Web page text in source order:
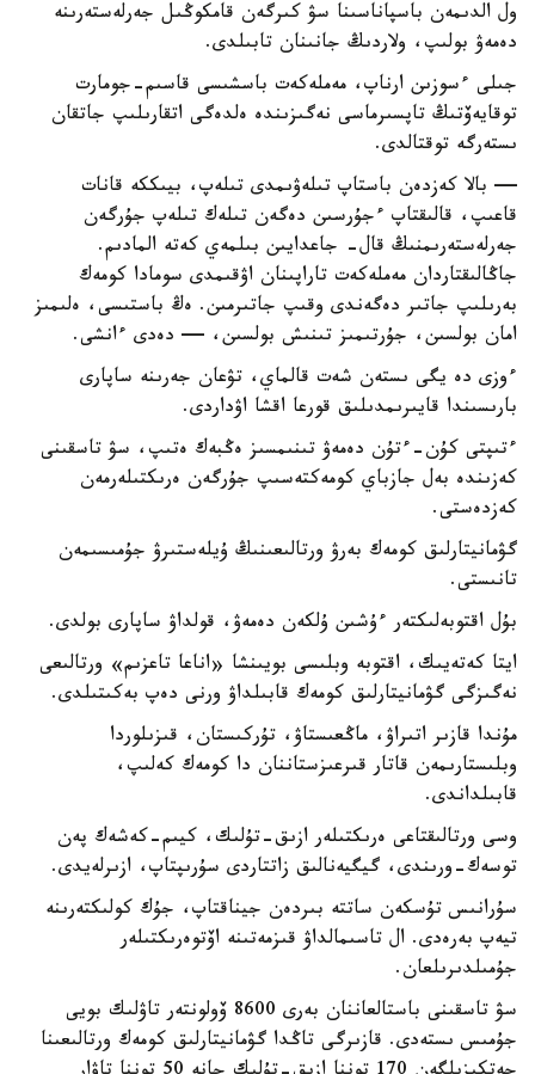
ول الدىمەن باسپاناسىنا سۋ كىرگەن قامكوڭىل جەرلەستەرىنە
دەمەۋ بولىپ، ولاردىڭ جانىنان تابىلدى.
جىلى ءسوزىن ارناپ، مەملەكەت باسشىسى قاسىم-جومارت
توقايەۆتىڭ تاپسىرماسى نەگىزىندە ەلدەگى اتقارىلىپ جاتقان
ىستەرگە توقتالدى.
— بالا كەزدەن باستاپ تىلەۋىمدى تىلەپ، بيىككە قانات
قاعىپ، قالىقتاپ ءجۇرسىن دەگەن تىلەك تىلەپ جۇرگەن
جەرلەستەرىمنىڭ قال- جاعدايىن بىلمەي كەتە المادىم.
جاڭالىقتاردان مەملەكەت تاراپىنان اۋقىمدى سومادا كومەك
بەرىلىپ جاتىر دەگەندى وقىپ جاتىرمىن. ەڭ باستىسى، ەلىمىز
امان بولسىن، جۇرتىمىز تىنىش بولسىن، — دەدى ءانشى.
ءوزى دە يگى ىستەن شەت قالماي، تۋعان جەرىنە ساپارى
بارىسىندا قايىرىمدىلىق قورعا اقشا اۋداردى.
ءتىپتى كۇن-ءتۇن دەمەۋ تىنىمسىز ەڭبەك ەتىپ، سۋ تاسقىنى
كەزىندە بەل جازباي كومەكتەسىپ جۇرگەن ەرىكتىلەرمەن
كەزدەستى.
گۋمانيتارلىق كومەك بەرۋ ورتالىعىنىڭ ۇيلەستىرۋ جۇمىسىمەن
تانىستى.
بۇل اقتوبەلىكتەر ءۇشىن ۇلكەن دەمەۋ، قولداۋ ساپارى بولدى.
ايتا كەتەيىك، اقتوبە وبلىسى بويىنشا «اناعا تاعزىم» ورتالىعى
نەگىزگى گۋمانيتارلىق كومەك قابىلداۋ ورنى دەپ بەكىتىلدى.
مۇندا قازىر اتىراۋ، ماڭعىستاۋ، تۇركىستان، قىزىلوردا
وبلىستارىمەن قاتار قىرعىزستاننان دا كومەك كەلىپ،
قابىلداندى.
وسى ورتالىقتاعى ەرىكتىلەر ازىق-تۇلىك، كيىم-كەشەك پەن
توسەك-ورىندى، گيگيەنالىق زاتتاردى سۇرىپتاپ، ازىرلەيدى.
سۇرانىس تۇسكەن ساتتە بىردەن جيناقتاپ، جۇك كولىكتەرىنە
تيەپ بەرەدى. ال تاسىمالداۋ قىزمەتىنە اۆتوەرىكتىلەر
جۇمىلدىرىلعان.
سۋ تاسقىنى باستالعاننان بەرى 8600 ۆولونتەر تاۋلىك بويى
جۇمىس ىستەدى. قازىرگى تاڭدا گۋمانيتارلىق كومەك ورتالىعىنا